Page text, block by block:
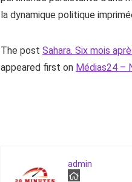
la dynamique politique
The post Sahara. Six mois
appeared first on Médias24 –
admin